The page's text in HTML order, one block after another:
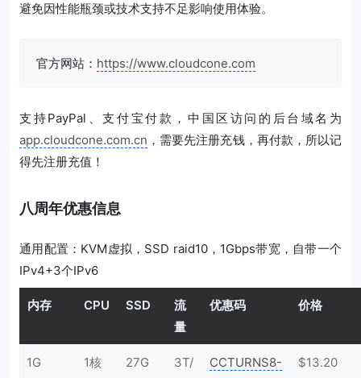
避免因性能瓶颈或技术支持不足影响使用体验。
官方网站： https://www.cloudcone.com
支持PayPal、支付宝付款，中国区访问的后台域名为
app.cloudcone.com.cn ，需要先注册充钱，再付款，所以记
得先注册充值！
八周年优惠信息
通用配置：KVM虚拟，SSD raid10，1Gbps带宽，自带一个
IPv4+3个IPv6
内存 CPU SSD
流
量
优惠码 价格
1G 1核 27G
3T/
CCTURNS8-
$13.20